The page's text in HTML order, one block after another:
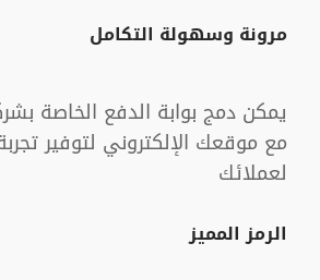
مرونة وسهولة التكامل
يمكن دمج بوابة الدفع الخاصة
مع موقعك الإلكتروني لتوفير
لعملائك
الرمز المميز